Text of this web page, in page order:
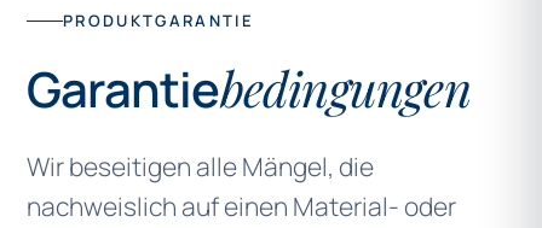
PRODUKTGARANTIE
Garantiebedingungen
Wir beseitigen alle Mängel, die
nachweislich auf einen Material- oder